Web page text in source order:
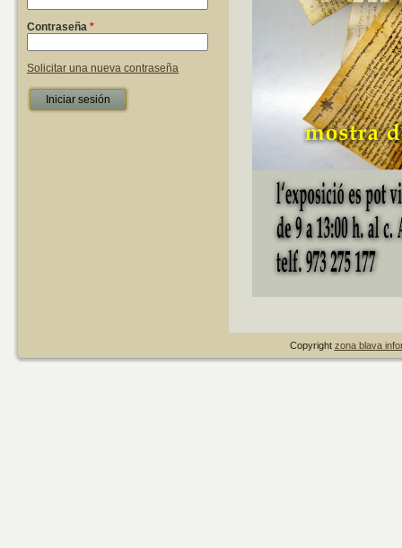
Contraseña *
Solicitar una nueva contraseña
Copyright zona blava